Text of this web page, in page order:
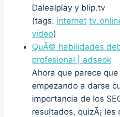
Dalealplay y blip.tv
(tags: internet
video)
QuÃ© habilidades
profesional | adseok
Ahora que parece
empezando a darse
importancia de los
resultados, quizÃ¡